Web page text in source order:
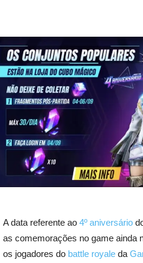
A data referente ao 4º aniversário
as comemorações no game ainda
os jogadores do battle royale da